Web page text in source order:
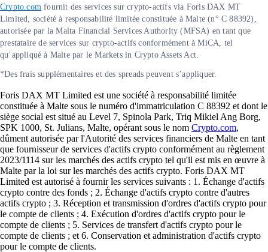
Crypto.com fournit des services sur crypto-actifs via Foris DAX MT
Limited, société à responsabilité limitée constituée à Malte (n° C 88392),
autorisée par la Malta Financial Services Authority (MFSA) en tant que
prestataire de services sur crypto-actifs conformément à MiCA, tel
qu’appliqué à Malte par le Markets in Crypto Assets Act.
*Des frais supplémentaires et des spreads peuvent s’appliquer.
Foris DAX MT Limited est une société à responsabilité limitée
constituée à Malte sous le numéro d'immatriculation C 88392 et dont le
siège social est situé au Level 7, Spinola Park, Triq Mikiel Ang Borg,
SPK 1000, St. Julians, Malte, opérant sous le nom Crypto.com,
dûment autorisée par l'Autorité des services financiers de Malte en tant
que fournisseur de services d'actifs crypto conformément au règlement
2023/1114 sur les marchés des actifs crypto tel qu'il est mis en œuvre à
Malte par la loi sur les marchés des actifs crypto. Foris DAX MT
Limited est autorisé à fournir les services suivants : 1. Échange d'actifs
crypto contre des fonds ; 2. Échange d'actifs crypto contre d'autres
actifs crypto ; 3. Réception et transmission d'ordres d'actifs crypto pour
le compte de clients ; 4. Exécution d'ordres d'actifs crypto pour le
compte de clients ; 5. Services de transfert d'actifs crypto pour le
compte de clients ; et 6. Conservation et administration d'actifs crypto
pour le compte de clients.